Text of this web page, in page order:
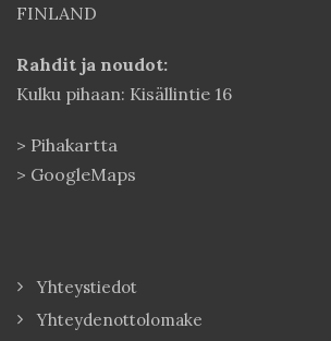
FINLAND
Rahdit ja noudot:
Kulku pihaan: Kisällintie 16
> Pihakartta
> GoogleMaps
Yhteystiedot
Yhteydenottolomake